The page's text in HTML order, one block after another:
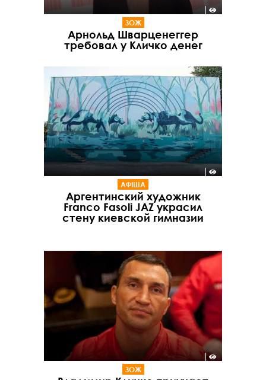
ЗОЖ
Арнольд Шварценеггер
требовал у Кличко денег
АФІША
Аргентинский художник
Franco Fasoli JAZ украсил
стену киевской гимназии
ЗОЖ